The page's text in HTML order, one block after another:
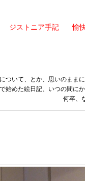
ジストニア手記 愉
ついて、とか、思いのまま
始めた絵日記、いつの間に
何卒